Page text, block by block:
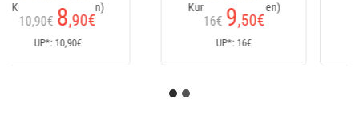
Kundenrezensionen)
170€ Ab 152
UP*: 170€
235
UP*: 235€